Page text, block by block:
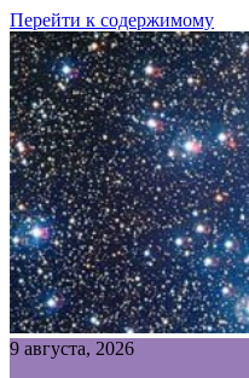
Перейти к содержимому
9 августа, 2026